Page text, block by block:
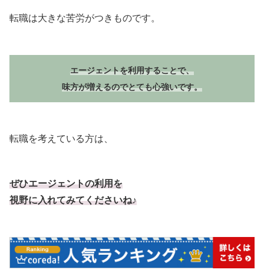
転職は大きな苦労がつきものです。
エージェントを利用することで、
味方が増えるのでとても心強いです。
転職を考えている方は、
ぜひエージェントの利用を
視野に入れてみてくださいね♪